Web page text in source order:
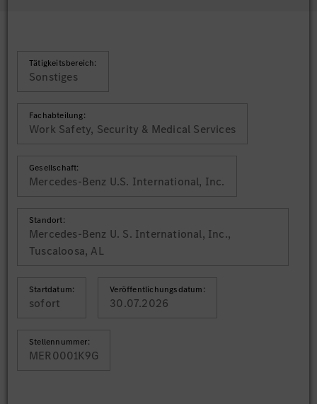
Tätigkeitsbereich:
Sonstiges
Fachabteilung:
Work Safety, Security & Medical Services
Gesellschaft:
Mercedes-Benz U.S. International, Inc.
Standort:
Mercedes-Benz U. S. International, Inc.,
Tuscaloosa, AL
Startdatum:
sofort
Veröffentlichungsdatum:
30.07.2026
Stellennummer:
MER0001K9G